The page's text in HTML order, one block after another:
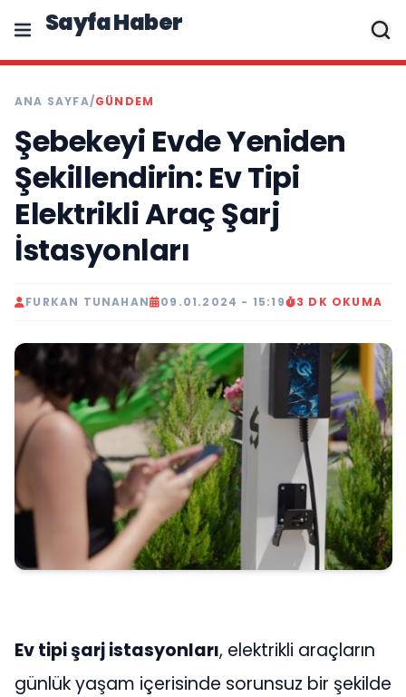
Sayfa Haber
ANA SAYFA/GÜNDEM
Şebekeyi Evde Yeniden
Şekillendirin: Ev Tipi
Elektrikli Araç Şarj
İstasyonları
FURKAN TUNAHAN 09.01.2024 - 15:19 3 DK OKUMA
Ev tipi şarj istasyonları, elektrikli araçların
günlük yaşam içerisinde sorunsuz bir şekilde